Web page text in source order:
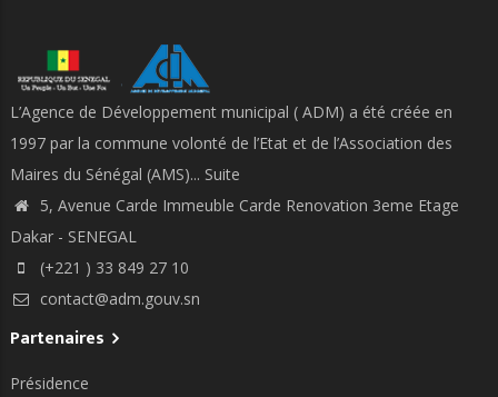
L’Agence de Développement municipal ( ADM) a été créée en
1997 par la commune volonté de l’Etat et de l’Association des
Maires du Sénégal (AMS)... Suite
5, Avenue Carde Immeuble Carde Renovation 3eme Etage
Dakar - SENEGAL
(+221 ) 33 849 27 10
contact@adm.gouv.sn
Partenaires
Présidence